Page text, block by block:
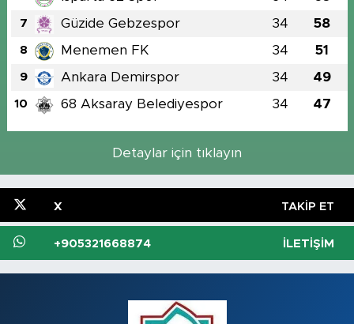
7 Güzide Gebzespor 34 58
8 Menemen FK 34 51
9 Ankara Demirspor 34 49
10 68 Aksaray Belediyespor 34 47
Detaylar için tıklayın
X TAKIP ET
+905321668874 İLETIŞIM